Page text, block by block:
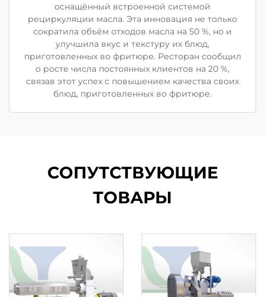
оснащённый встроенной системой
рециркуляции масла. Эта инновация не только
сократила объём отходов масла на 50 %, но и
улучшила вкус и текстуру их блюд,
приготовленных во фритюре. Ресторан сообщил
о росте числа постоянных клиентов на 20 %,
связав этот успех с повышением качества своих
блюд, приготовленных во фритюре.
СОПУТСТВУЮЩИЕ
ТОВАРЫ